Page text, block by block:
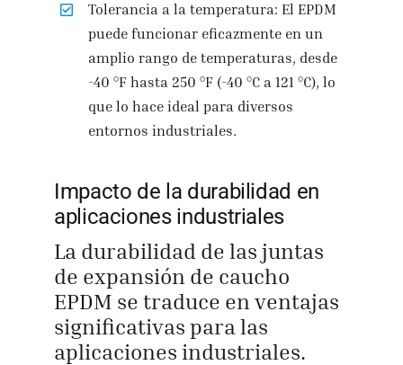
Tolerancia a la temperatura: El EPDM
puede funcionar eficazmente en un
amplio rango de temperaturas, desde
-40 °F hasta 250 °F (-40 °C a 121 °C), lo
que lo hace ideal para diversos
entornos industriales.
Impacto de la durabilidad en
aplicaciones industriales
La durabilidad de las juntas
de expansión de caucho
EPDM se traduce en ventajas
significativas para las
aplicaciones industriales.